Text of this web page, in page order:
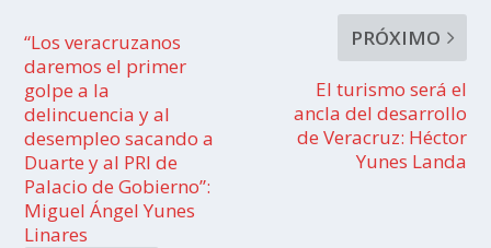
“Los veracruzanos
daremos el primer
golpe a la
delincuencia y al
desempleo sacando a
Duarte y al PRI de
Palacio de Gobierno”:
Miguel Ángel Yunes
Linares
PRÓXIMO
El turismo será el
ancla del desarrollo
de Veracruz: Héctor
Yunes Landa